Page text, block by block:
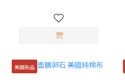
美國新品